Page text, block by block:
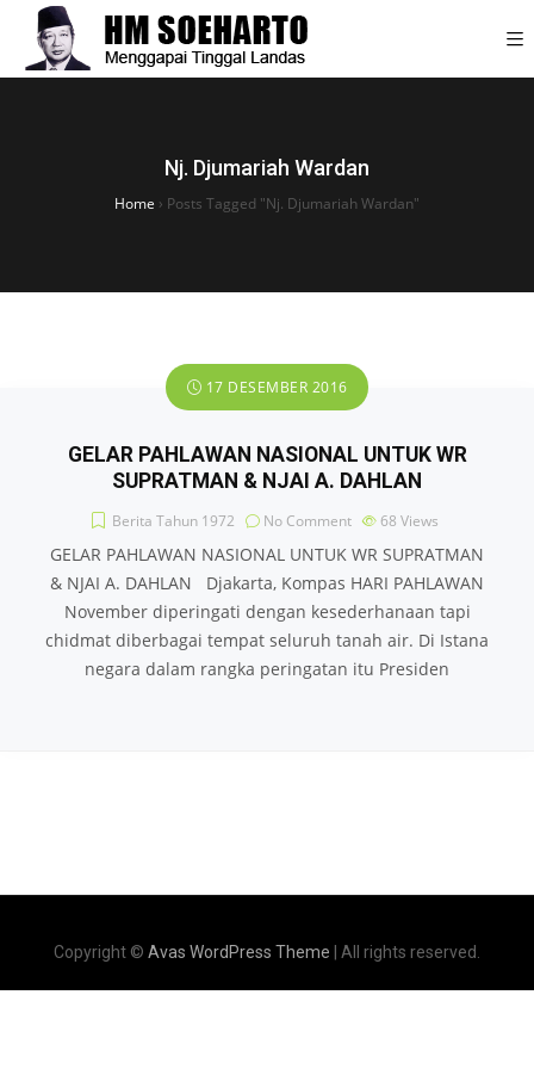
Nj. Djumariah Wardan
Home › Posts Tagged "Nj. Djumariah Wardan"
17 DESEMBER 2016
GELAR PAHLAWAN NASIONAL UNTUK WR
SUPRATMAN & NJAI A. DAHLAN
Berita Tahun 1972 No Comment 68 Views
GELAR PAHLAWAN NASIONAL UNTUK WR SUPRATMAN
& NJAI A. DAHLAN Djakarta, Kompas HARI PAHLAWAN
November diperingati dengan kesederhanaan tapi
chidmat diberbagai tempat seluruh tanah air. Di Istana
negara dalam rangka peringatan itu Presiden
Copyright © Avas WordPress Theme | All rights reserved.